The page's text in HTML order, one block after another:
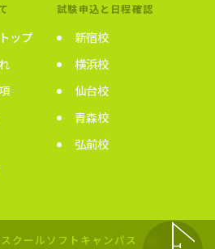
ップ
試験申込と日程確認
新宿校
横浜校
仙台校
青森校
弘前校
クールソフトキャンパス